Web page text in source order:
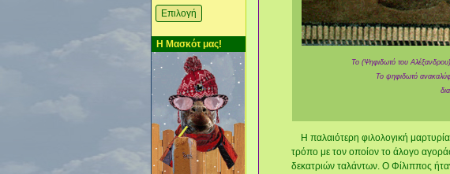
Η Μασκότ μας!
Το (Ψηφιδωτό του
Το ψηφιδωτό
Η παλαιότερη φιλολογική
τρόπο με τον οποίον το άλογο
δεκατριών ταλάντων. Ο Φίλιππος